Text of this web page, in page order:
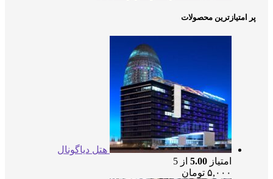
پر امتیازترین محصولات
هتل دیاگونال
امتیاز 5.00 از 5
۵,۰۰۰ تومان